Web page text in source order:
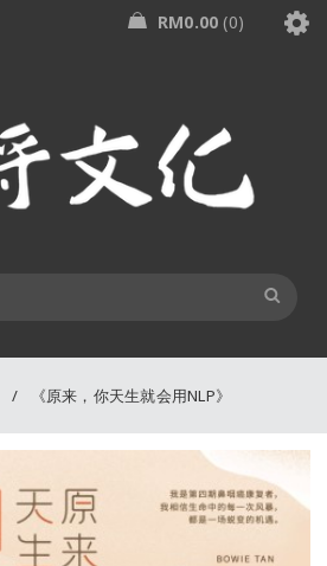
RM0.00 0
/ 《原来，你天生就会用NLP》